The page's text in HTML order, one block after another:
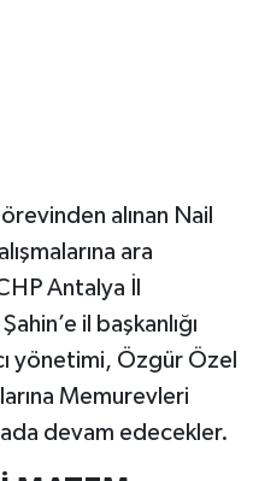
alınan Nail
ara
Antalya İl
il başkanlığı
yönetimi, Özgür Özel
Memurevleri
devam edecekler.